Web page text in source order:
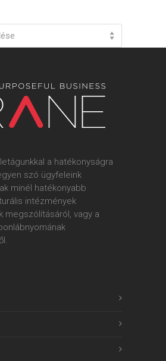
a hatékonyságra
szó ügyfeleink
minél hatékonyabb
intézmények
megszólításáról, vagy a